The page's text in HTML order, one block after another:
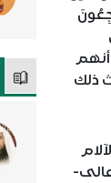
رَاجِعُونَ
ذلك